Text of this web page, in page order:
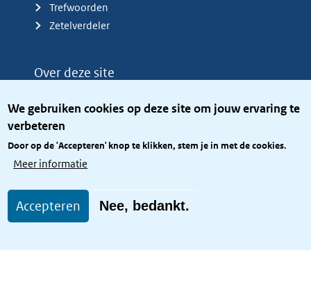
We gebruiken cookies op deze site om jouw ervaring te
verbeteren
Door op de 'Accepteren' knop te klikken, stem je in met de cookies.
Meer informatie
Accepteren Nee, bedankt.
Trefwoorden
Zetelverdeler
Over deze site
Privacy
Toegang site openbaar
Toegankelijkheid